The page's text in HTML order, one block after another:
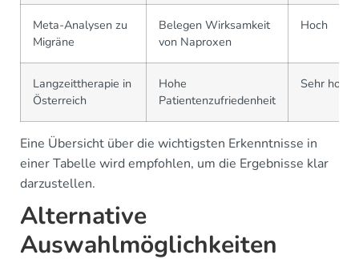
Meta-Analysen zu
Migräne
Belegen Wirksamkeit
von Naproxen
Hoch
Langzeittherapie in
Österreich
Hohe
Patientenzufriedenheit
Sehr hoch
Eine Übersicht über die wichtigsten Erkenntnisse in
einer Tabelle wird empfohlen, um die Ergebnisse klar
darzustellen.
Alternative
Auswahlmöglichkeiten